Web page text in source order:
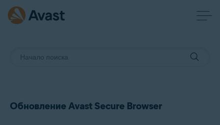
Обновление Avast Secure Browser